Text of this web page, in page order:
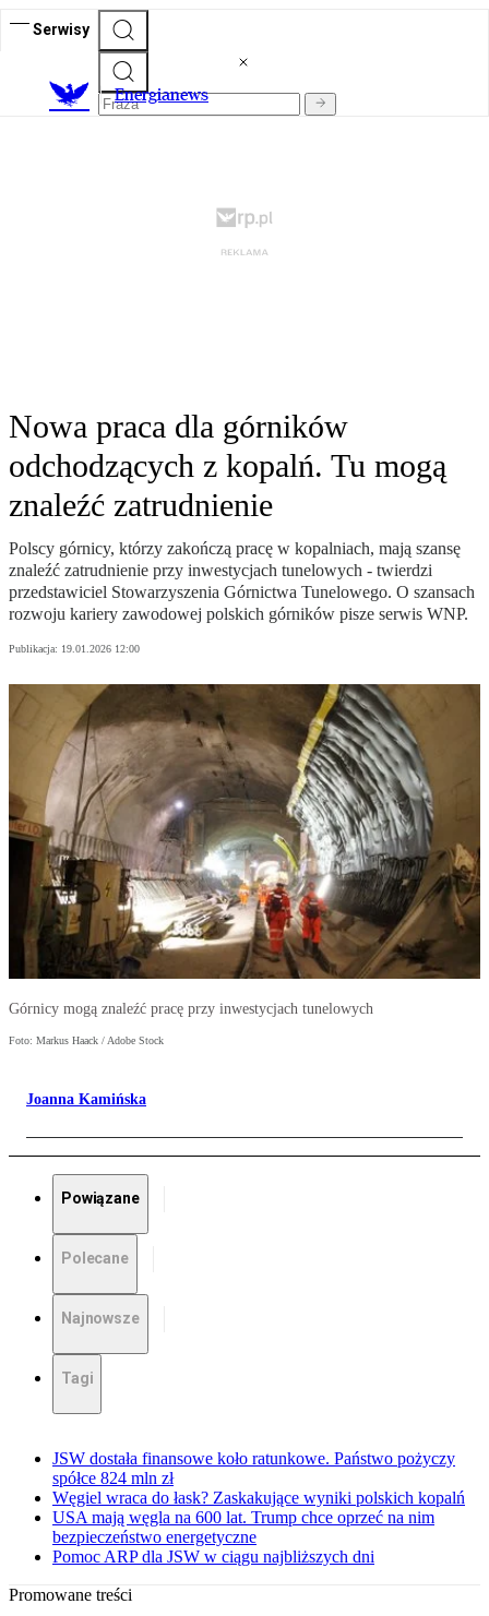
Serwisy
Energianews
Nowa praca dla górników
odchodzących z kopalń. Tu mogą
znaleźć zatrudnienie
Polscy górnicy, którzy zakończą pracę w kopalniach, mają szansę
znaleźć zatrudnienie przy inwestycjach tunelowych - twierdzi
przedstawiciel Stowarzyszenia Górnictwa Tunelowego. O szansach
rozwoju kariery zawodowej polskich górników pisze serwis WNP.
Publikacja: 19.01.2026 12:00
Górnicy mogą znaleźć pracę przy inwestycjach tunelowych
Foto: Markus Haack / Adobe Stock
Joanna Kamińska
Powiązane
Polecane
Najnowsze
Tagi
JSW dostała finansowe koło ratunkowe. Państwo pożyczy
spółce 824 mln zł
Węgiel wraca do łask? Zaskakujące wyniki polskich kopalń
USA mają węgla na 600 lat. Trump chce oprzeć na nim
bezpieczeństwo energetyczne
Pomoc ARP dla JSW w ciągu najbliższych dni
Promowane treści